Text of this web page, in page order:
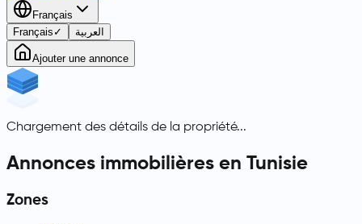
Français
Français ✓ العربية
Ajouter une annonce
Chargement des détails de la propriété...
Annonces immobilières en Tunisie
Zones